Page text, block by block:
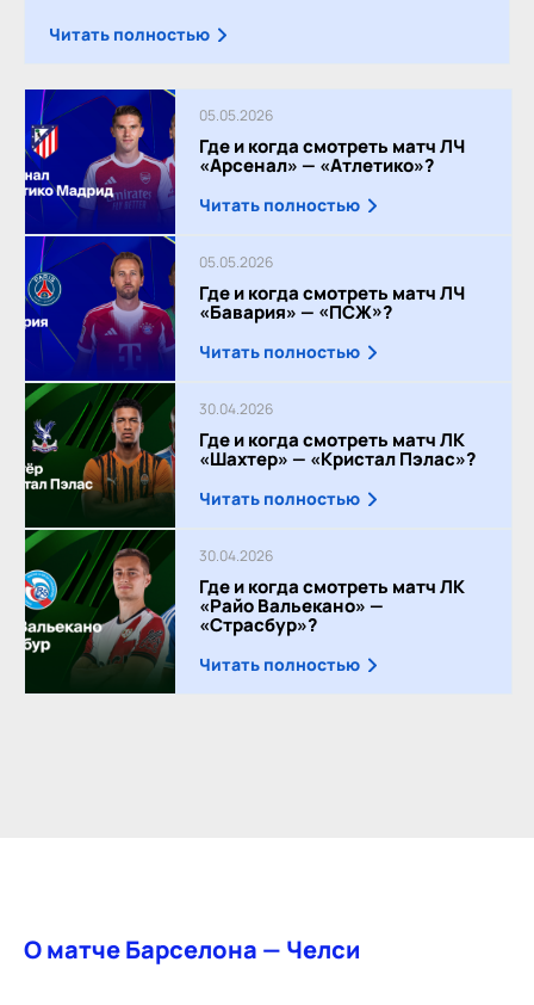
Читать полностью
05.05.2026
Где и когда смотреть матч ЛЧ
«Арсенал» — «Атлетико»?
Читать полностью
05.05.2026
Где и когда смотреть матч ЛЧ
«Бавария» — «ПСЖ»?
Читать полностью
30.04.2026
Где и когда смотреть матч ЛК
«Шахтер» — «Кристал Пэлас»?
Читать полностью
30.04.2026
Где и когда смотреть матч ЛК
«Райо Вальекано» —
«Страсбур»?
Читать полностью
О матче Барселона — Челси